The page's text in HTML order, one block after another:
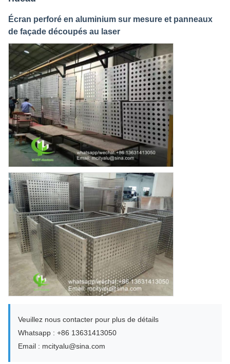
Écran perforé en aluminium sur mesure et panneaux
de façade découpés au laser
Veuillez nous contacter pour plus de détails
Whatsapp : +86 13631413050
Email : mcityalu@sina.com